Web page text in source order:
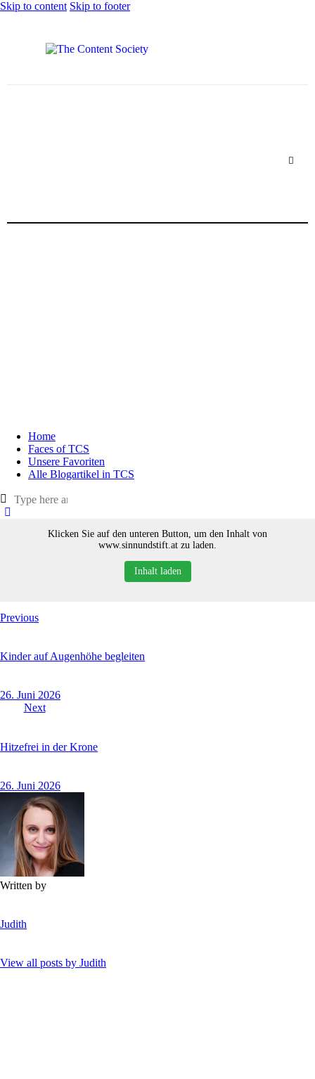
Skip to content Skip to footer
Home
Faces of TCS
Unsere Favoriten
Alle Blogartikel in TCS
Klicken Sie auf den unteren Button, um den Inhalt von
www.sinnundstift.at zu laden.
Inhalt laden
Previous
Kinder auf Augenhöhe begleiten
26. Juni 2026
Next
Hitzefrei in der Krone
26. Juni 2026
Written by
Judith
View all posts by Judith